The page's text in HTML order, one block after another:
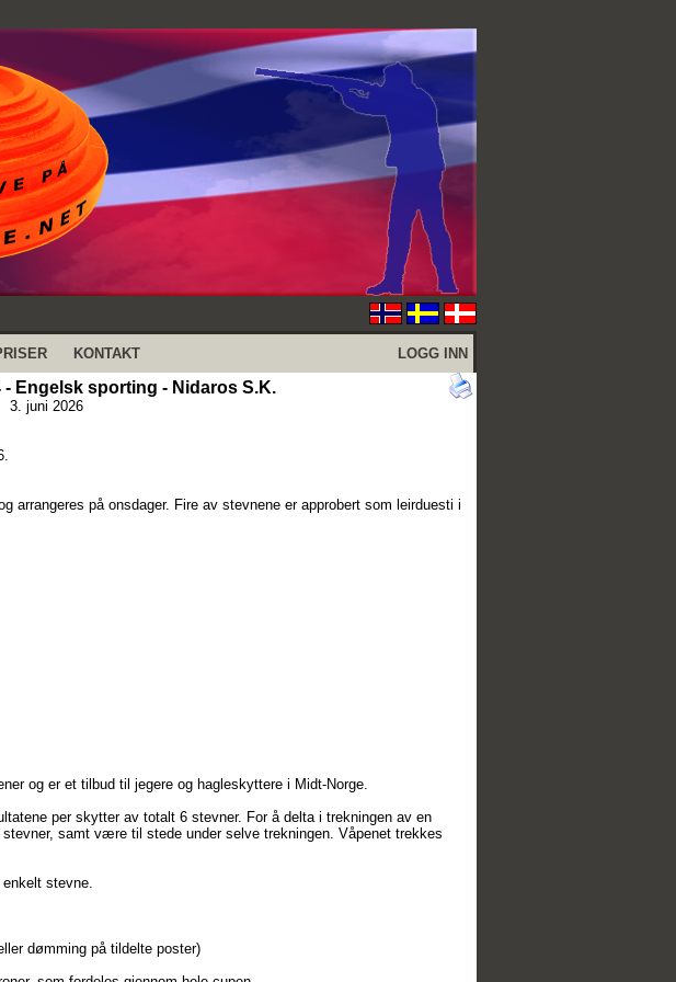
KONTAKT LOGG INN
Engelsk sporting - Nidaros S.K.
3. juni 2026
arrangeres på onsdager. Fire av stevnene er approbert som leirduesti i
og er et tilbud til jegere og hagleskyttere i Midt-Norge.
per skytter av totalt 6 stevner. For å delta i trekningen av en
samt være til stede under selve trekningen. Våpenet trekkes
stevne.
dømming på tildelte poster)